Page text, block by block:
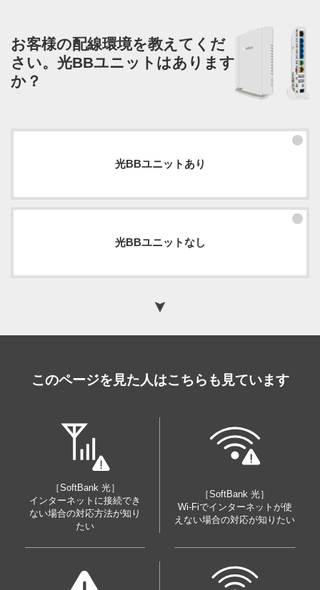
お客様の配線環境を教えてくだ
さい。 光BBユニットはあります
か？
光BBユニットあり
光BBユニットなし
このページを見た人はこちらも見ています
［SoftBank 光］
インターネットに接続でき
ない場合の対応方法が知り
たい
［SoftBank 光］
Wi-Fiでインターネットが使
えない場合の対応が知りたい